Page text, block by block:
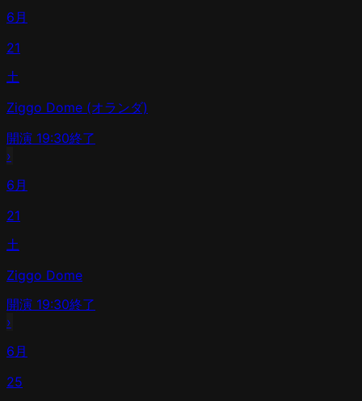
6月
21
土
Ziggo Dome (オランダ)
開演 19:30終了
›
6月
21
土
Ziggo Dome
開演 19:30終了
›
6月
25